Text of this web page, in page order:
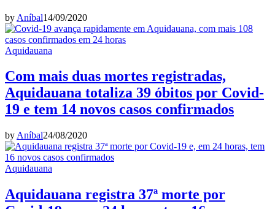
by Aníbal14/09/2020
Aquidauana
Com mais duas mortes registradas,
Aquidauana totaliza 39 óbitos por Covid-
19 e tem 14 novos casos confirmados
by Aníbal24/08/2020
Aquidauana
Aquidauana registra 37ª morte por